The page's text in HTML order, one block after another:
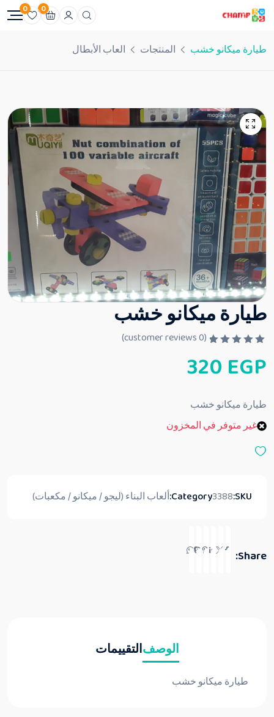
0
0
طيارة ميكانو خشب المنتجات العاب الأبطال
طيارة ميكانو خشب
م
ا
ي
م
ن
(
0
320 EGP
طيارة ميكانو خشب
غير متوفر في المخزون
SKU:
3388
Category:ألعاب البناء (ليجو / ميكانو / مكعبات)
Share:
الوصفالتقييمات
طيارة ميكانو خشب